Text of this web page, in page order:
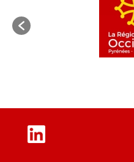
LinkedIn